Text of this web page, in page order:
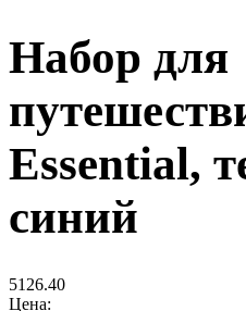
Набор для
Essential,
синий
5126.40
Цена: